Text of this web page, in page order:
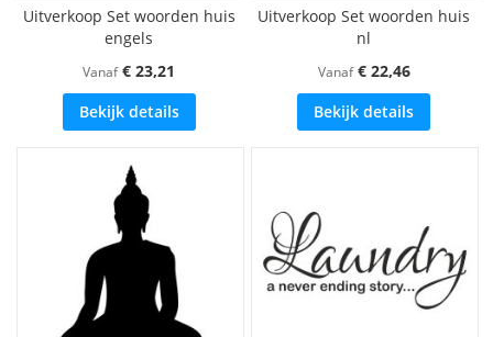
Uitverkoop Set woorden huis
engels
Vanaf € 23,21
Bekijk details
Uitverkoop Set woorden huis
nl
Vanaf € 22,46
Bekijk details